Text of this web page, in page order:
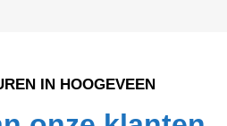
IN HOOGEVEEN